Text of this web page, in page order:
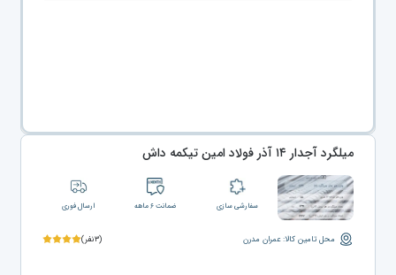
میلگرد آجدار ۱۴ آذر فولاد امین تیکمه داش
سفارشی سازی ضمانت ۶ ماهه ارسال فوری
محل تامین کالا: عمران مدرن (۳نفر)